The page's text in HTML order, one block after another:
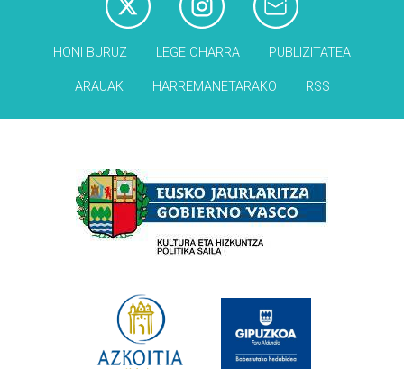
HONI BURUZ LEGE OHARRA PUBLIZITATEA
ARAUAK HARREMANETARAKO RSS